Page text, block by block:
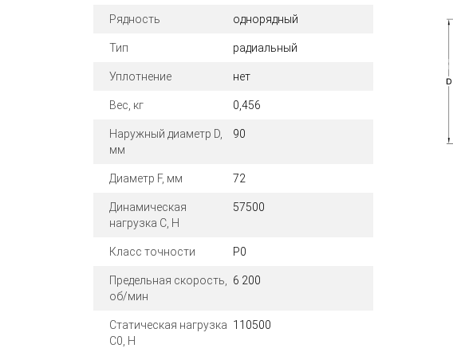
Рядность однорядный
Тип радиальный
Уплотнение нет
Вес, кг 0,456
Наружный диаметр D,
мм
90
Диаметр F, мм 72
Динамическая
нагрузка C, Н
57500
Класс точности P0
Предельная скорость,
об/мин
6 200
Статическая нагрузка
C0, Н
110500